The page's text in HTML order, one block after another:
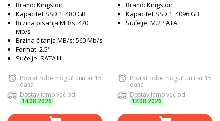
Brand: Kingston
Kapacitet SSD 1: 480 GB
Brzina pisanja MB/s: 470
Mb/s
Brzina čitanja MB/s: 560 Mb/s
Format: 2.5"
Sučelje: SATA III
Povrat robe moguć unutar 15
dana
Dostavljamo već od
14.08.2026
Brand: Kingston
Kapacitet SSD 1: 4096 GB
Sučelje: M.2 SATA
Povrat robe moguć unutar 15
dana
Dostavljamo već od
12.08.2026